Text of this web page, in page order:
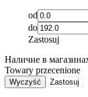
od
do
Zastosuj
Наличие в
Towary przecenione
Wyczyść Zastosuj